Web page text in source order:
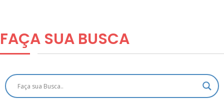
FAÇA SUA BUSCA